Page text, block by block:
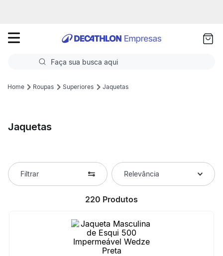
Faça sua busca aqui
Termos mais buscados
2ºCorrida
5ºFutebol Campo
Roupas Superiores Jaquetas
Jaquetas
Filtrar Relevância
220 Produtos